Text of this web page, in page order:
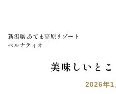
新潟県 あてま高原リゾート
ベルナティオ
美味しいと
2026年1